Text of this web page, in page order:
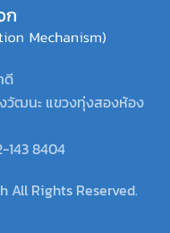
ดี
วัฒนะ แขวงทุ่งสองห้อง
143 8404
Rights Reserved.